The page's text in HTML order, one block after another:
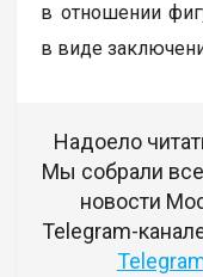
в отношении
в виде
Надоело
Мы собрали
новости
Telegram-